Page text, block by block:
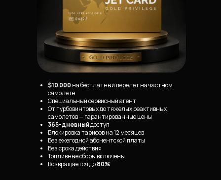
$10 000 на бесплатный перелет на частном
самолете
Специальный сервисный агент
От турбовинтовых до тяжелых реактивных
самолетов — гарантированные цены
365-дневныйдоступ
Блокировка тарифов на 12 месяцев
Без ежегодной абонентской платы
Без срока действия
Топливные сборы включены
Возвращается до80%